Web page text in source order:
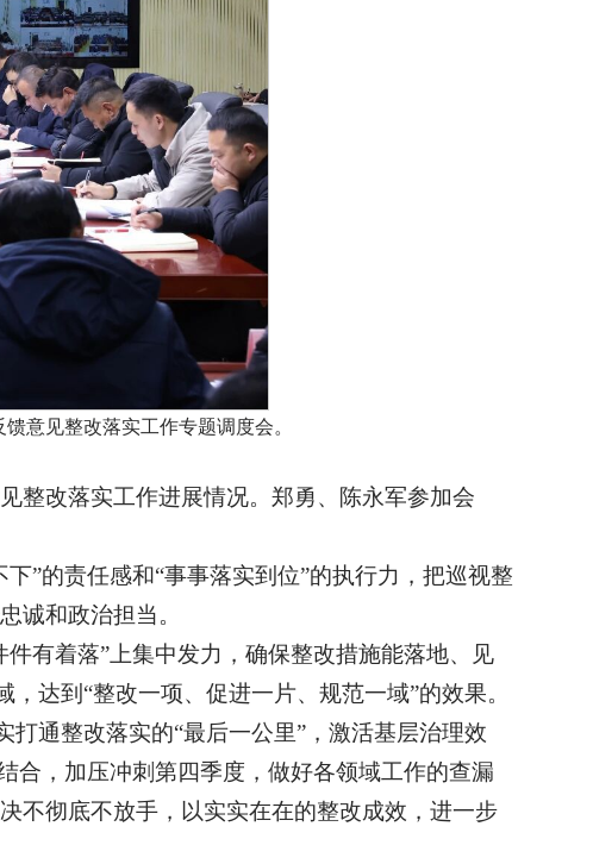
意见整改落实工作专题调度会。
整改落实工作进展情况。郑勇、陈永军参加会
”的责任感和“事事落实到位”的执行力，把巡视整
诚和政治担当。
有着落”上集中发力，确保整改措施能落地、见
达到“整改一项、促进一片、规范一域”的效果。
通整改落实的“最后一公里”，激活基层治理效
合，加压冲刺第四季度，做好各领域工作的查漏
不彻底不放手，以实实在在的整改成效，进一步